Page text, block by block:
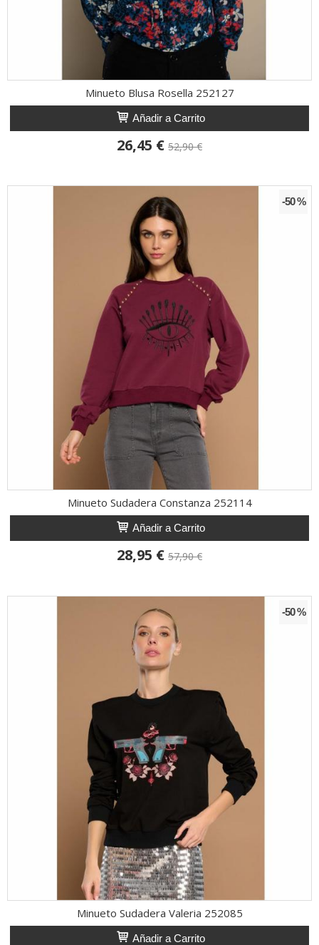
Minueto Blusa Rosella 252127
Añadir a Carrito
26,45 € 52,90 €
-50 %
Minueto Sudadera Constanza 252114
Añadir a Carrito
28,95 € 57,90 €
-50 %
Minueto Sudadera Valeria 252085
Añadir a Carrito